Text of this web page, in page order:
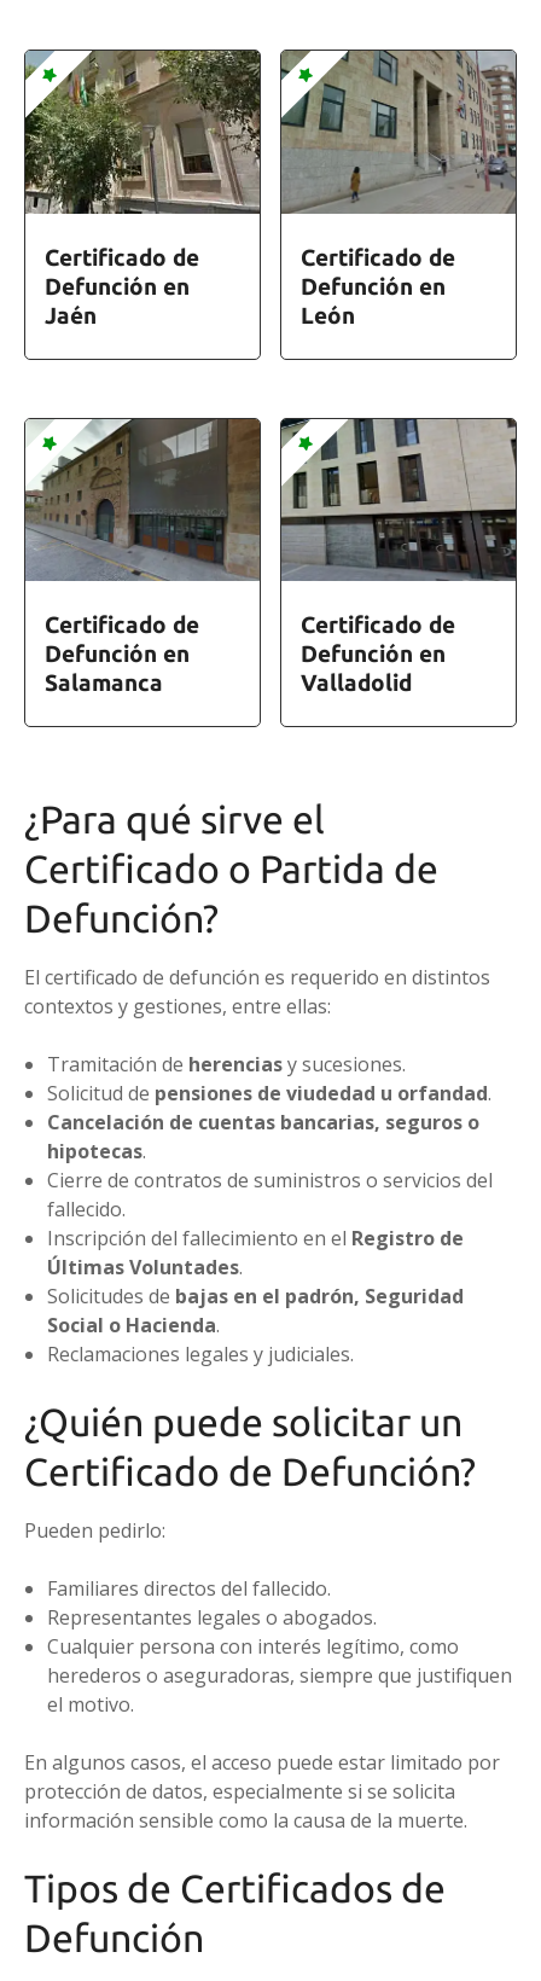
Certificado de
Defunción en
Jaén
Certificado de
Defunción en
León
Certificado de
Defunción en
Salamanca
Certificado de
Defunción en
Valladolid
¿Para qué sirve el
Certificado o Partida de
Defunción?
El certificado de defunción es requerido en distintos
contextos y gestiones, entre ellas:
Tramitación de herenciasy sucesiones.
Solicitud de pensiones de viudedad u orfandad.
Cancelación de cuentas bancarias, seguros o
hipotecas.
Cierre de contratos de suministros o servicios del
fallecido.
Inscripción del fallecimiento en el Registro de
Últimas Voluntades.
Solicitudes de bajas en el padrón, Seguridad
Social o Hacienda.
Reclamaciones legales y judiciales.
¿Quién puede solicitar un
Certificado de Defunción?
Pueden pedirlo:
Familiares directos del fallecido.
Representantes legales o abogados.
Cualquier persona con interés legítimo, como
herederos o aseguradoras, siempre que justifiquen
el motivo.
En algunos casos, el acceso puede estar limitado por
protección de datos, especialmente si se solicita
información sensible como la causa de la muerte.
Tipos de Certificados de
Defunción